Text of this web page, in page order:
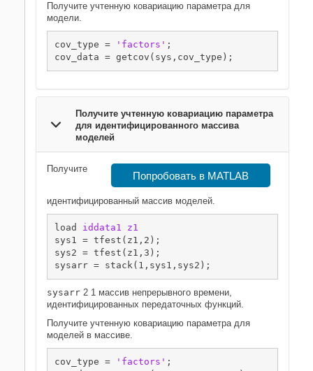
Получите учтенную ковариацию параметра для
модели.
cov_type = 'factors' ;
cov_data = getcov(sys,cov_type);
Получите учтенную ковариацию параметра
для идентифицированного массива
моделей
Попробовать в MATLAB
Получите
идентифицированный массив моделей.
load iddata1
z1
sys1 = tfest(z1,2);
sys2 = tfest(z1,3);
sysarr = stack(1,sys1,sys2);
sysarr 2 1 массив непрерывного времени,
идентифицированных передаточных функций.
Получите учтенную ковариацию параметра для
моделей в массиве.
cov_type = 'factors' ;